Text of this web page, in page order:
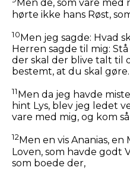
Men de, som vare med
hørte ikke hans Røst,
10Men jeg sagde: Hvad
Herren sagde til mig:
der skal der blive talt til
bestemt, at du skal gøre.
11 Men da jeg havde
hint Lys, blev jeg ledet
vare med mig, og kom
12Men en vis Ananias,
Loven, som havde godt
som boede der,